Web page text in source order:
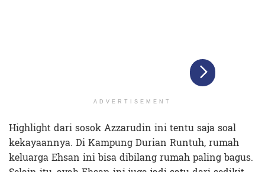
ADVERTISEMENT
Highlightdari sosok Azzarudin ini tentu saja soal
kekayaannya. Di Kampung Durian Runtuh, rumah
keluarga Ehsan ini bisa dibilang rumah paling bagus.